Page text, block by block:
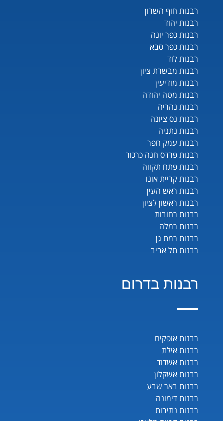
רבנות חוף השרון
רבנות יהוד
רבנות כפר יונה
רבנות כפר סבא
רבנות לוד
רבנות מבשרת ציון
רבנות מודיעין
רבנות מטה יהודה
רבנות נהריה
רבנות נס ציונה
רבנות נתניה
רבנות עמק חפר
רבנות פרדס חנה כרכור
רבנות פתח תקווה
רבנות קריית אונו
רבנות ראש העין
רבנות ראשון לציון
רבנות רחובות
רבנות רמלה
רבנות רמת גן
רבנות תל אביב
רבנות בדרום
רבנות אופקים
רבנות אילת
רבנות אשדוד
רבנות אשקלון
רבנות באר שבע
רבנות דימונה
רבנות נתיבות